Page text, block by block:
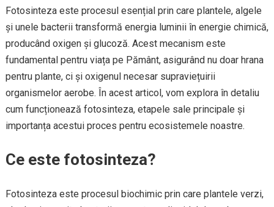
Fotosinteza este procesul esențial prin care plantele, algele
și unele bacterii transformă energia luminii în energie chimică,
producând oxigen și glucoză. Acest mecanism este
fundamental pentru viața pe Pământ, asigurând nu doar hrana
pentru plante, ci și oxigenul necesar supraviețuirii
organismelor aerobe. În acest articol, vom explora în detaliu
cum funcționează fotosinteza, etapele sale principale și
importanța acestui proces pentru ecosistemele noastre.
Ce este fotosinteza?
Fotosinteza este procesul biochimic prin care plantele verzi,